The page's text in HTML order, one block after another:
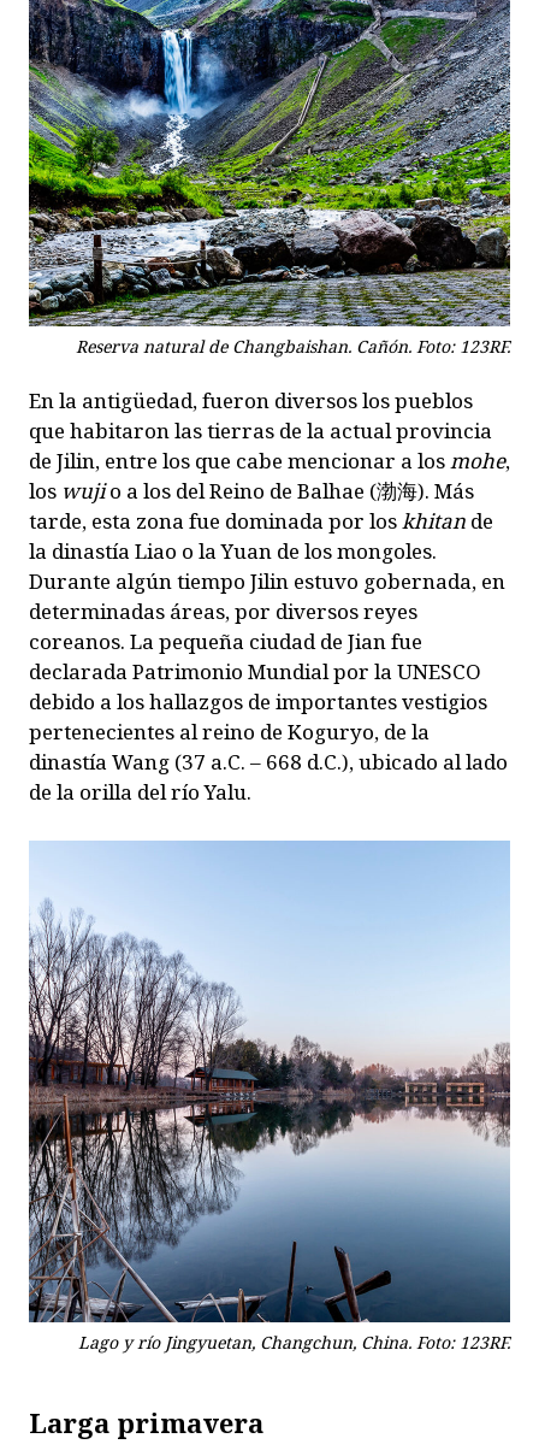
Reserva natural de Changbaishan. Cañón. Foto: 123RF.
En la antigüedad, fueron diversos los pueblos
que habitaron las tierras de la actual provincia
de Jilin, entre los que cabe mencionar a losmohe,
los wujio a los del Reino de Balhae (渤海). Más
tarde, esta zona fue dominada por loskhitan de
la dinastía Liao o la Yuan de los mongoles.
Durante algún tiempo Jilin estuvo gobernada, en
determinadas áreas, por diversos reyes
coreanos. La pequeña ciudad de Jian fue
declarada Patrimonio Mundial por la UNESCO
debido a los hallazgos de importantes vestigios
pertenecientes al reino de Koguryo, de la
dinastía Wang (37 a.C. – 668 d.C.), ubicado al lado
de la orilla del río Yalu.
Lago y río Jingyuetan, Changchun, China. Foto: 123RF.
Larga primavera